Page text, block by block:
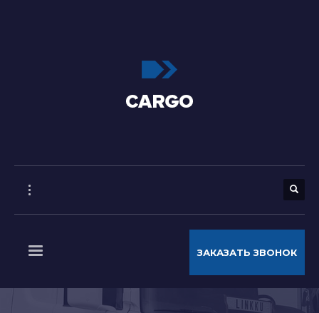
ЗАКАЗАТЬ ЗВОНОК